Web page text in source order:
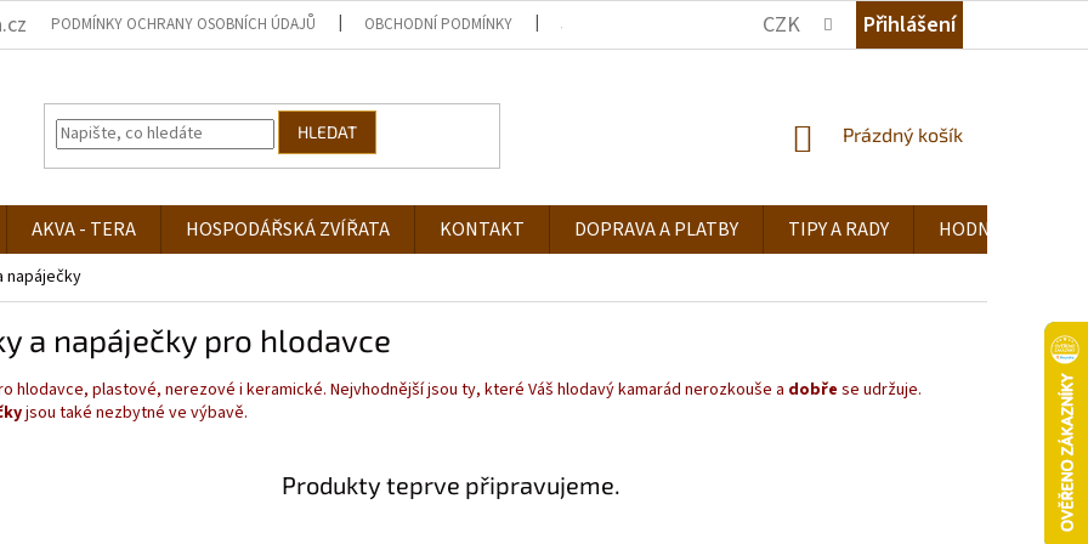
PODMÍNKY OCHRANY OSOBNÍCH ÚDAJŮ OBCHODNÍ PODMÍNKY JAK NAKUPOVAT KDE NÁS NAJDETE TIPY A RADY
CZK Přihlášení
HLEDAT
NÁKUPNÍ
Prázdný košík
AKVA - TERA HOSPODÁŘSKÁ ZVÍŘATA KONTAKT DOPRAVA A PLATBY TIPY A RADY HODNOCENÍ
napáječky
a napáječky pro hlodavce
hlodavce, plastové, nerezové i keramické. Nejvhodnější jsou ty, které Váš hlodavý kamarád nerozkouše a dobře se udržuje.
jsou také nezbytné ve výbavě.
Produkty teprve připravujeme.